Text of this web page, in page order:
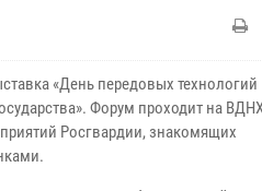
«День передовых технологий
Форум проходит на
Росгвардии, знакомящих